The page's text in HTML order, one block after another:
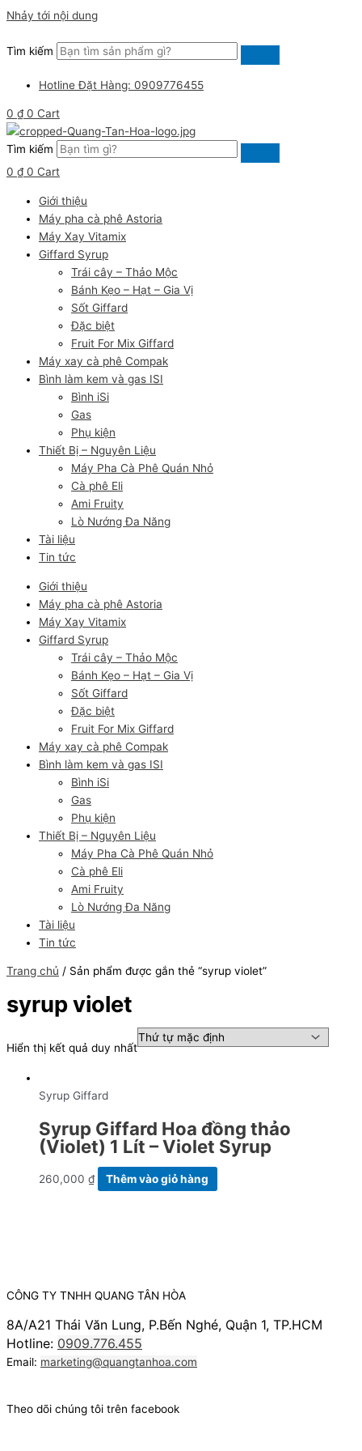
Nhảy tới nội dung
Tìm kiếm
Hotline Đặt Hàng: 0909776455
0 ₫ 0 Cart
Tìm kiếm
0 ₫ 0 Cart
Giới thiệu
Máy pha cà phê Astoria
Máy Xay Vitamix
Giffard Syrup
Trái cây – Thảo Mộc
Bánh Kẹo – Hạt – Gia Vị
Sốt Giffard
Đặc biệt
Fruit For Mix Giffard
Máy xay cà phê Compak
Bình làm kem và gas ISI
Bình iSi
Gas
Phụ kiện
Thiết Bị – Nguyên Liệu
Máy Pha Cà Phê Quán Nhỏ
Cà phê Eli
Ami Fruity
Lò Nướng Đa Năng
Tài liệu
Tin tức
Giới thiệu
Máy pha cà phê Astoria
Máy Xay Vitamix
Giffard Syrup
Trái cây – Thảo Mộc
Bánh Kẹo – Hạt – Gia Vị
Sốt Giffard
Đặc biệt
Fruit For Mix Giffard
Máy xay cà phê Compak
Bình làm kem và gas ISI
Bình iSi
Gas
Phụ kiện
Thiết Bị – Nguyên Liệu
Máy Pha Cà Phê Quán Nhỏ
Cà phê Eli
Ami Fruity
Lò Nướng Đa Năng
Tài liệu
Tin tức
Trang chủ / Sản phẩm được gắn thẻ “syrup violet”
syrup violet
Hiển thị kết quả duy nhất
Syrup Giffard
Syrup Giffard Hoa đồng thảo
(Violet) 1 Lít – Violet Syrup
260,000 ₫ Thêm vào giỏ hàng
CÔNG TY TNHH QUANG TÂN HÒA
8A/A21 Thái Văn Lung, P.Bến Nghé, Quận 1, TP.HCM
Hotline: 0909.776.455
Email: marketing@quangtanhoa.com
Theo dõi chúng tôi trên facebook